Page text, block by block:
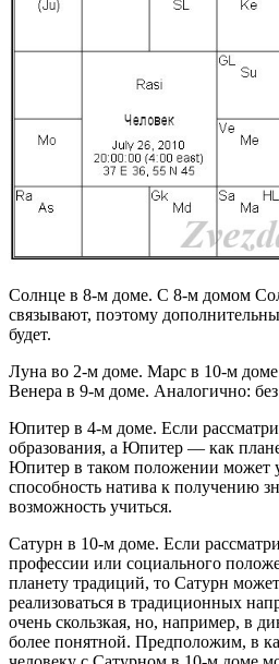
Солнце в 8-м доме. С 8-м домом
связывают, поэтому
будет.
Луна во 2-м доме. Марс в 10-м
Венера в 9-м доме. Аналогично:
Юпитер в 4-м доме. Если
образования, а Юпитер — как
Юпитер в таком положении может
способность натива к получению
возможность учиться.
Сатурн в 10-м доме. Если
профессии или социального
планету традиций, то Сатурн
реализоваться в традиционных
очень скользкая, но, например, в
более понятной. Предположим, в